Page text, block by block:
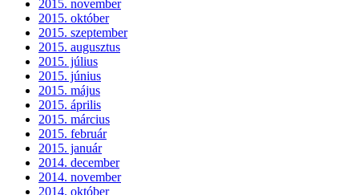
2015. november
2015. október
2015. szeptember
2015. augusztus
2015. július
2015. június
2015. május
2015. április
2015. március
2015. február
2015. január
2014. december
2014. november
2014. október